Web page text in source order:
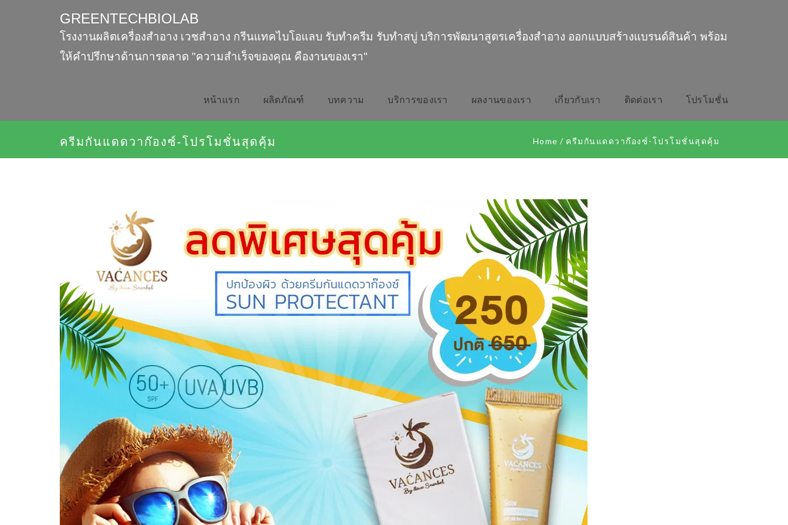
GREENTECHBIOLAB
โรงงานผลิตเครื่องสำอาง เวชสำอาง กรีนแทคไบโอแลบ รับทำครีม รับทำสบู่ บริการพัฒนาสูตรเครื่องสำอาง ออกแบบสร้างแบรนด์สินค้า พร้อม
ให้คำปรึกษาด้านการตลาด "ความสำเร็จของคุณ คืองานของเรา"
หน้าเเรก ผลิตภัณฑ์ บทความ บริการของเรา ผลงานของเรา เกี่ยวกับเรา ติดต่อเรา โปรโมชั่น
ครีมกันแดดวาก๊องซ์-โปรโมชั่นสุดคุ้ม Home / ครีมกันแดดวาก๊องซ์-โปรโมชั่นสุดคุ้ม